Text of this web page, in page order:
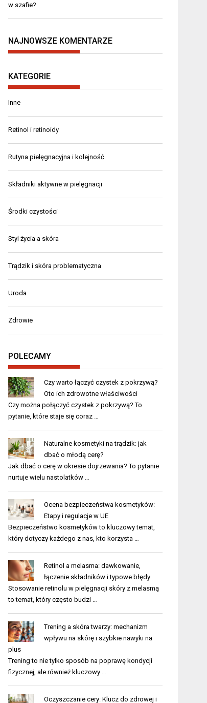
w szafie?
NAJNOWSZE KOMENTARZE
KATEGORIE
Inne
Retinol i retinoidy
Rutyna pielęgnacyjna i kolejność
Składniki aktywne w pielęgnacji
Środki czystości
Styl życia a skóra
Trądzik i skóra problematyczna
Uroda
Zdrowie
POLECAMY
Czy warto łączyć czystek z pokrzywą?
Oto ich zdrowotne właściwości
Czy można połączyć czystek z pokrzywą? To
pytanie, które staje się coraz …
Naturalne kosmetyki na trądzik: jak
dbać o młodą cerę?
Jak dbać o cerę w okresie dojrzewania? To pytanie
nurtuje wielu nastolatków …
Ocena bezpieczeństwa kosmetyków:
Etapy i regulacje w UE
Bezpieczeństwo kosmetyków to kluczowy temat,
który dotyczy każdego z nas, kto korzysta …
Retinol a melasma: dawkowanie,
łączenie składników i typowe błędy
Stosowanie retinolu w pielęgnacji skóry z melasmą
to temat, który często budzi …
Trening a skóra twarzy: mechanizm
wpływu na skórę i szybkie nawyki na
plus
Trening to nie tylko sposób na poprawę kondycji
fizycznej, ale również kluczowy …
Oczyszczanie cery: Klucz do zdrowej i